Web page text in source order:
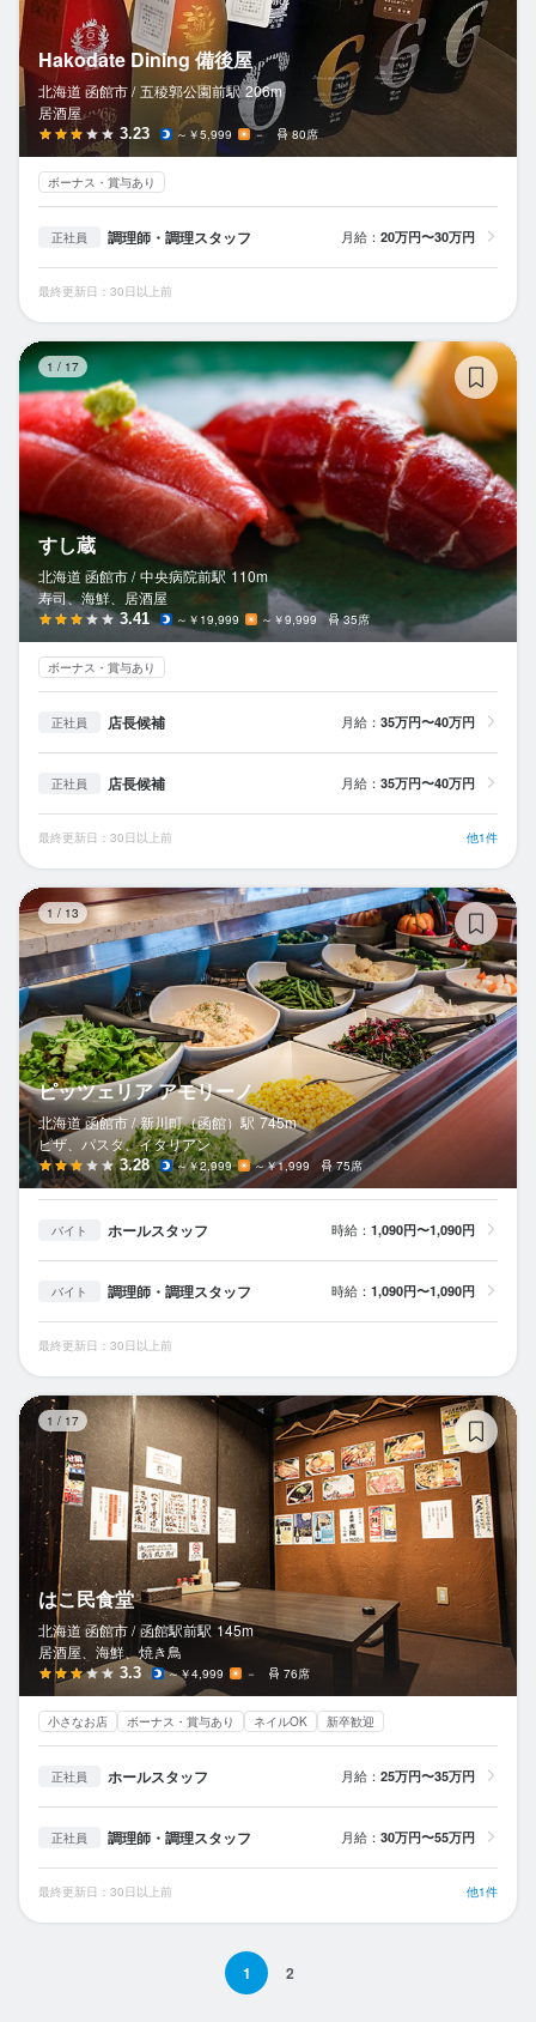
Hakodate Dining 備後屋
北海道 函館市 / 五稜郭公園前駅 206m
居酒屋
3.23 ～￥5,999 － 80席
ボーナス・賞与あり
正社員 調理師・調理スタッフ 月給： 20万円〜30万円
最終更新日：30日以上前
1 / 17
すし蔵
北海道 函館市 / 中央病院前駅 110m
寿司、海鮮、居酒屋
3.41 ～￥19,999 ～￥9,999 35席
ボーナス・賞与あり
正社員 店長候補 月給： 35万円〜40万円
正社員 店長候補 月給： 35万円〜40万円
最終更新日：30日以上前 他1件
1 / 13
ピッツェリア アモリーノ
北海道 函館市 / 新川町（函館） 駅 745m
ピザ、パスタ、イタリアン
3.28 ～￥2,999 ～￥1,999 75席
バイト ホールスタッフ 時給： 1,090円〜1,090円
バイト 調理師・調理スタッフ 時給： 1,090円〜1,090円
最終更新日：30日以上前
1 / 17
はこ民食堂
北海道 函館市 / 函館駅前駅 145m
居酒屋、海鮮、焼き鳥
3.3 ～￥4,999 － 76席
小さなお店 ボーナス・賞与あり ネイルOK 新卒歓迎
正社員 ホールスタッフ 月給： 25万円〜35万円
正社員 調理師・調理スタッフ 月給： 30万円〜55万円
最終更新日：30日以上前 他1件
1 2